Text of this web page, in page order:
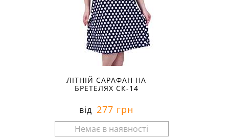
ЛІТНІЙ САРАФАН НА
БРЕТЕЛЯХ СК-14
від 277 грн